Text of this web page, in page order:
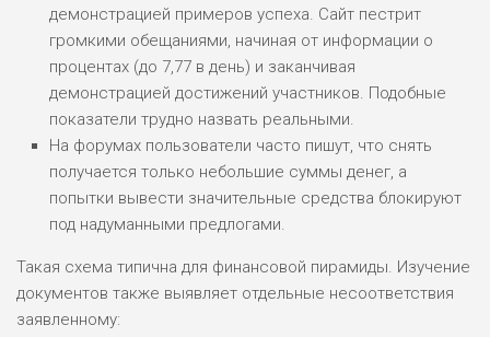
демонстрацией примеров успеха. Сайт пестрит
громкими обещаниями, начиная от информации о
процентах (до 7,77 в день) и заканчивая
демонстрацией достижений участников. Подобные
показатели трудно назвать реальными.
На форумах пользователи часто пишут, что снять
получается только небольшие суммы денег, а
попытки вывести значительные средства блокируют
под надуманными предлогами.
Такая схема типична для финансовой пирамиды. Изучение
документов также выявляет отдельные несоответствия
заявленному: